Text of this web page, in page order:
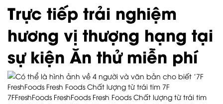
Trực tiếp trải nghiệm
hương vị thượng hạng tại
sự kiện Ăn thử miễn phí